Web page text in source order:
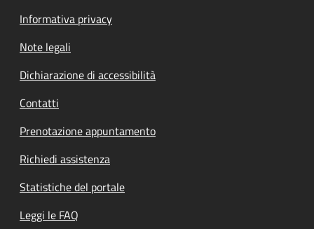
Informativa privacy
Note legali
Dichiarazione di accessibilità
Contatti
Prenotazione appuntamento
Richiedi assistenza
Statistiche del portale
Leggi le FAQ